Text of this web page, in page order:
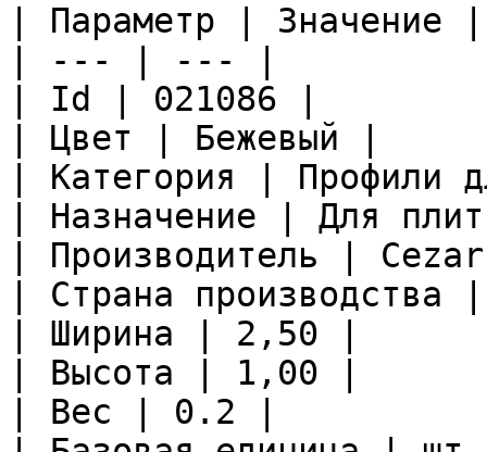
| Параметр | Значение |
| --- | --- |
| Id | 021086 |
| Цвет | Бежевый |
| Категория | Профили
| Назначение | Для
| Производитель |
| Страна
| Ширина | 2,50 |
| Высота | 1,00 |
| Вес | 0.2 |